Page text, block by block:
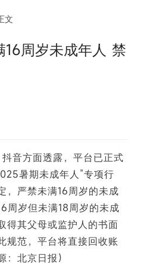
文
16周岁未成年人 禁
音方面透露，平台已正式
暑期未成年人”专项行
，严禁未满16周岁的未成
周岁但未满18周岁的未成
得其父母或监护人的书面
规范，平台将直接回收账
北京日报）